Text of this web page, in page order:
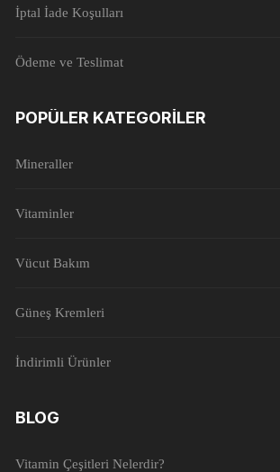
İptal İade Koşulları
Ödeme ve Teslimat
POPÜLER KATEGORILER
Mineraller
Vitaminler
Vücut Bakım
Güneş Kremleri
İndirimli Ürünler
BLOG
Vitamin Çeşitleri Nelerdir?